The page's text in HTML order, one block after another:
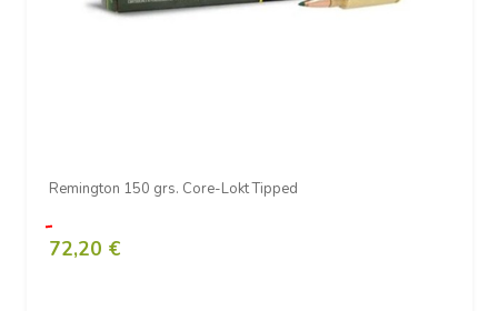
Remington 150 grs. Core-Lokt Tipped
72,20 €